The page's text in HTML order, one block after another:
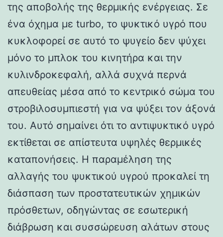
της αποβολής της θερμικής ενέργειας. Σε
ένα όχημα με turbo, το ψυκτικό υγρό που
κυκλοφορεί σε αυτό το ψυγείο δεν ψύχει
μόνο το μπλοκ του κινητήρα και την
κυλινδροκεφαλή, αλλά συχνά περνά
απευθείας μέσα από το κεντρικό σώμα του
στροβιλοσυμπιεστή για να ψύξει τον άξονά
του. Αυτό σημαίνει ότι το αντιψυκτικό υγρό
εκτίθεται σε απίστευτα υψηλές θερμικές
καταπονήσεις. Η παραμέληση της
αλλαγής του ψυκτικού υγρού προκαλεί τη
διάσπαση των προστατευτικών χημικών
πρόσθετων, οδηγώντας σε εσωτερική
διάβρωση και συσσώρευση αλάτων στους